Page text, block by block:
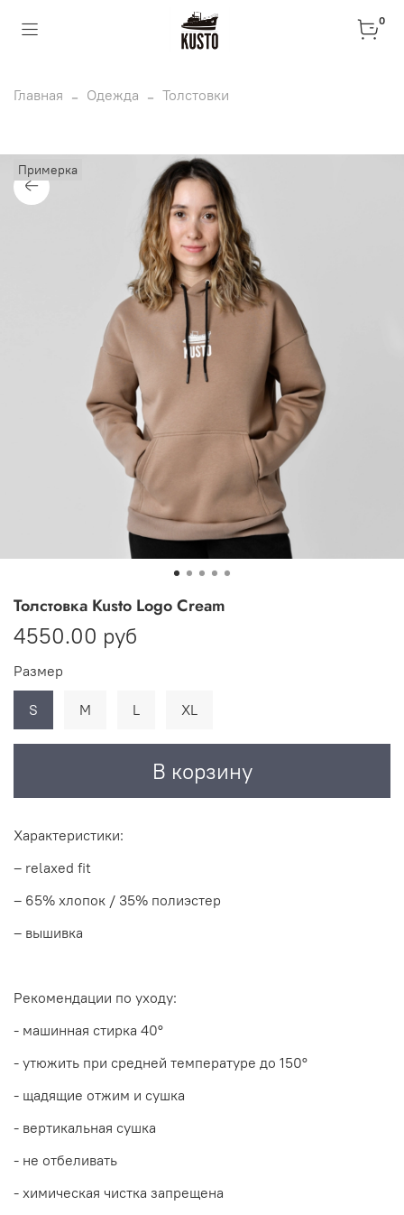
0
Главная Одежда Толстовки
Примерка
Толстовка Kusto Logo Cream
4550.00 руб
В корзину
Размер
S M L XL
Характеристики:
– relaxed fit
– 65% хлопок / 35% полиэстер
– вышивка
Рекомендации по уходу:
- машинная стирка 40°
- утюжить при средней температуре до 150°
- щадящие отжим и сушка
- вертикальная сушка
- не отбеливать
- химическая чистка запрещена